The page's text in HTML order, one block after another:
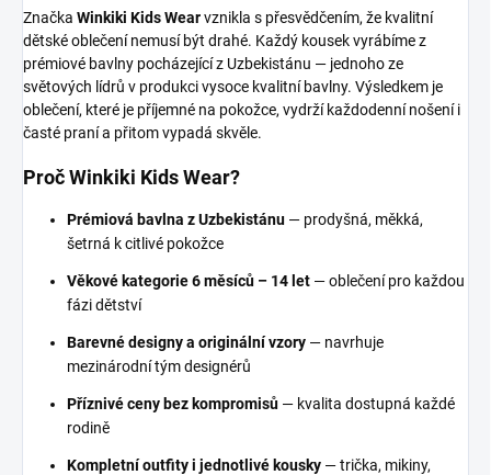
Značka Winkiki Kids Wearvznikla s přesvědčením, že kvalitní
dětské oblečení nemusí být drahé. Každý kousek vyrábíme z
prémiové bavlny pocházející z Uzbekistánu — jednoho ze
světových lídrů v produkci vysoce kvalitní bavlny. Výsledkem je
oblečení, které je příjemné na pokožce, vydrží každodenní nošení i
časté praní a přitom vypadá skvěle.
Proč Winkiki Kids Wear?
Prémiová bavlna z Uzbekistánu — prodyšná, měkká,
šetrná k citlivé pokožce
Věkové kategorie 6 měsíců – 14 let — oblečení pro každou
fázi dětství
Barevné designy a originální vzory — navrhuje
mezinárodní tým designérů
Příznivé ceny bez kompromisů — kvalita dostupná každé
rodině
Kompletní outfity i jednotlivé kousky — trička, mikiny,